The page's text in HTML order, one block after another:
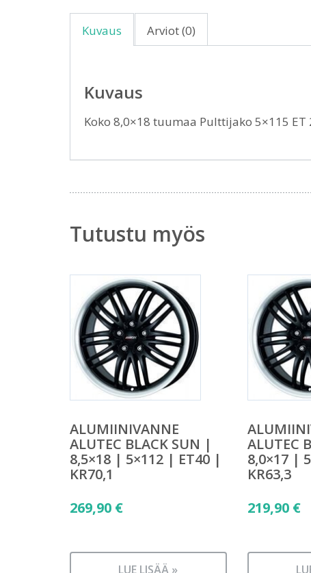
Kuvaus Arviot (0)
Kuvaus
Koko 8,0×18 tuumaa Pulttijako 5×115
Tutustu myös
ALUMIINIVANNE
ALUTEC BLACK SUN |
8,5×18 | 5×112 | ET40 |
KR70,1
269,90 €
LUE LISÄÄ »
ALUTEC
8,0×17 |
KR63,3
219,90 €